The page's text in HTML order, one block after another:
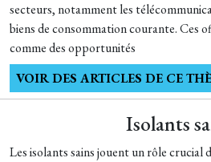
secteurs, notamment les
biens de consommation courante. Ces
comme des opportunités
VOIR DES ARTICLES DE CE
Isolants
Les isolants sains jouent un rôle crucial